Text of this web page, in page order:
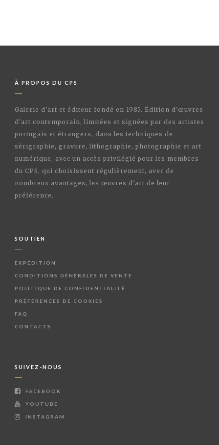
À PROPOS DU CPS
Galerie d'art et éditeur fondé en 1985. Édition d'œuvres
d'art contemporain, limitées et signées par des artistes
portugais et étrangers, dans les techniques de
sérigraphie, gravure, lithographie, photographie et art
numérique, avec un accès privilégié pour les membres
du CPS, qui choisissent régulièrement, avec de
nombreux avantages, les œuvres d'art de leur
préférence.
SOUTIEN
EXPÉDITION
CONDITIONS GÉNÉRALES DE VENTE
POLITIQUE DE CONFIDENTIALITÉ
PRÉFÉRENCES DE COOKIES
FAQ
CONTACTS
SUIVEZ-NOUS
FACEBOOK
YOUTUBE
INSTAGRAM